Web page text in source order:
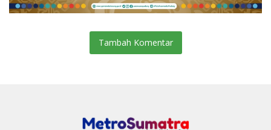
Tambah Komentar